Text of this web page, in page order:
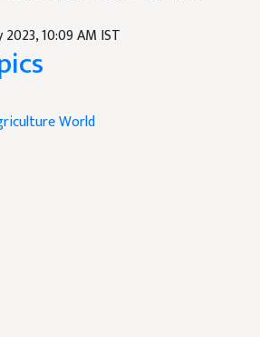
2023, 10:09 AM IST
World